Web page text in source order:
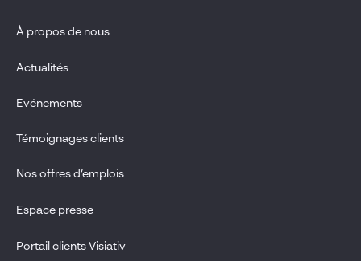
À propos de nous
Actualités
Evénements
Témoignages clients
Nos offres d’emplois
Espace presse
Portail clients Visiativ